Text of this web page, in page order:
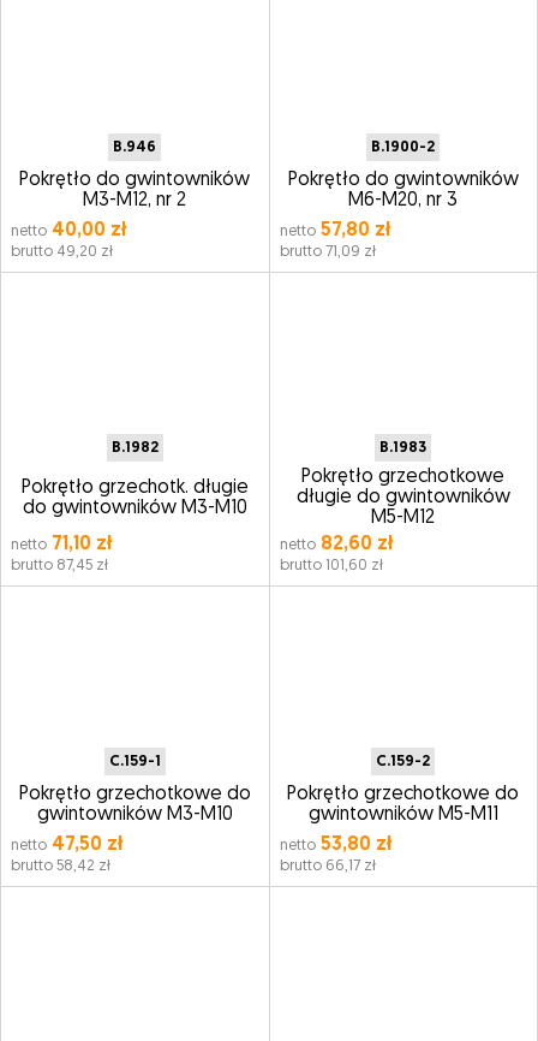
B.946
Pokrętło do gwintowników
M3-M12, nr 2
netto 40,00 zł
brutto 49,20 zł
B.1900-2
Pokrętło do gwintowników
M6-M20, nr 3
netto57,80 zł
brutto 71,09 zł
B.1982
Pokrętło grzechotk. długie
do gwintowników M3-M10
netto 71,10 zł
brutto 87,45 zł
B.1983
Pokrętło grzechotkowe
długie do gwintowników
M5-M12
netto82,60 zł
brutto 101,60 zł
C.159-1
Pokrętło grzechotkowe do
gwintowników M3-M10
netto 47,50 zł
brutto 58,42 zł
C.159-2
Pokrętło grzechotkowe do
gwintowników M5-M11
netto53,80 zł
brutto 66,17 zł